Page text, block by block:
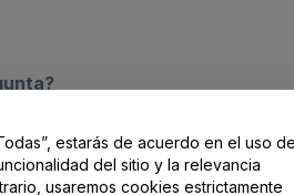
/ Contactoestarás de acuerdo en el uso
del sitio y la relevancia
usaremos cookies estrictamente